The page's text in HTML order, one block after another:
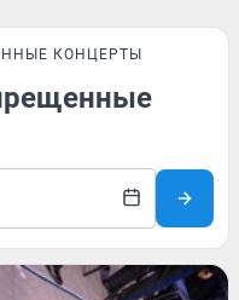
КОНЦЕРТЫ